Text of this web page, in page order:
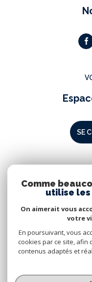
SE
© 2026
Comme
utilise les
On aimerait vous
votre
En poursuivant, vous
cookies par ce site, afin
contenus adaptés et